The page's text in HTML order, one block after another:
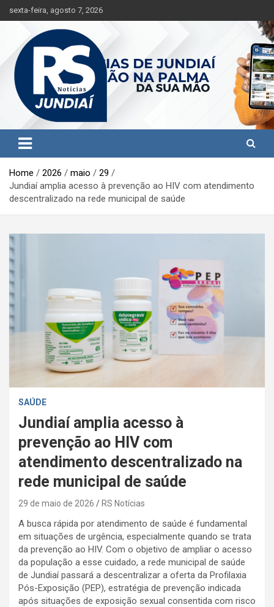
k
t
sexta-feira, agosto 7, 2026
RS Notícias Jundiaí
Jundiaí e região na palma da sua mão!
Home 2026 maio
29
Jundiaí amplia acesso à prevenção ao HIV com atendimento
descentralizado na rede municipal de saúde
SAÚDE
Jundiaí amplia acesso à
prevenção ao HIV com
atendimento descentralizado na
rede municipal de saúde
29 de maio de 2026 RS Notícias
A busca rápida por atendimento de saúde é fundamental
em situações de urgência, especialmente quando se trata
da prevenção ao HIV. Com o objetivo de ampliar o acesso
da população a esse cuidado, a rede municipal de saúde
de Jundiaí passará a descentralizar a oferta da Profilaxia
Pós-Exposição (PEP), estratégia de prevenção indicada
após situações de exposição sexual consentida com risco